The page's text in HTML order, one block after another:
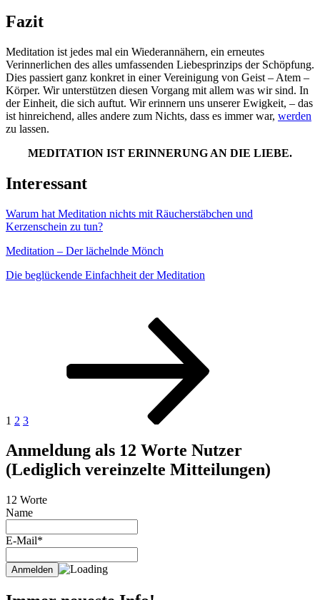
Fazit
Meditation ist jedes mal ein Wiederannähern, ein erneutes
Verinnerlichen des alles umfassenden Liebesprinzips der Schöpfung.
Dies passiert ganz konkret in einer Vereinigung von Geist – Atem –
Körper. Wir unterstützen diesen Vorgang mit allem was wir sind. In
der Einheit, die sich auftut. Wir erinnern uns unserer Ewigkeit, – das
ist hinreichend, alles andere zum Nichts, dass es immer war, werden
zu lassen.
MEDITATION IST ERINNERUNG AN DIE LIEBE.
Interessant
Warum hat Meditation nichts mit Räucherstäbchen und
Kerzenschein zu tun?
Meditation – Der lächelnde Mönch
Die beglückende Einfachheit der Meditation
Seitennummerierung
Beiträge
1 2 3
Anmeldung als 12 Worte Nutzer
(Lediglich vereinzelte Mitteilungen)
12 Worte
Name
E-Mail*